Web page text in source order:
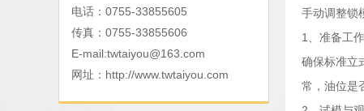
电话：0755-33855605
传真：0755-33855606
E-mail:twtaiyou@163.com
网址： http://www.twtaiyou.com
手动调整锁
1、准备工作
确保标准立
常，油位是